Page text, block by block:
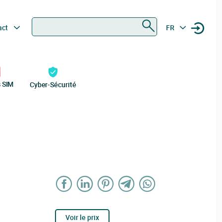
FR
Cyber-Sécurité
Voir le prix